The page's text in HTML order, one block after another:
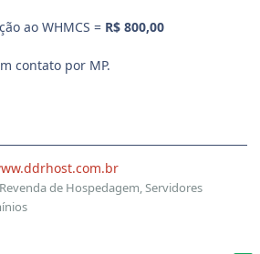
ao WHMCS = R$ 800,00
contato por MP.
de Hospedagem, Servidores